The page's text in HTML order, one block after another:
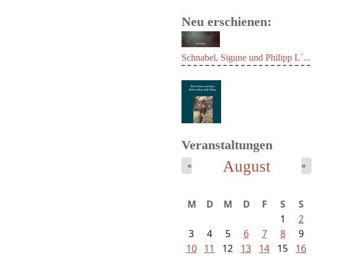
Neu erschienen:
und...
Schnabel, Sigune und Philipp L´...
Veranstaltungen
August
« »
M D M D F S
S
1
2
3
4 5 6 7 8
9
10
11 12 13 14 15
16